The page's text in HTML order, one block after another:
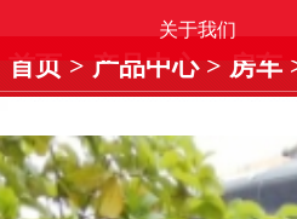
关于我们
首页 > 产品中心> 房车